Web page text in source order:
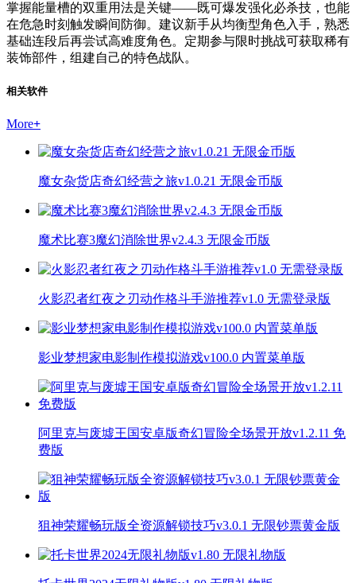
掌握能量槽的双重用法是关键——既可爆发强化必杀技，也能
在危急时刻触发瞬间防御。建议新手从均衡型角色入手，熟悉
基础连段后再尝试高难度角色。定期参与限时挑战可获取稀有
装饰部件，组建自己的特色战队。
相关软件
More+
魔女杂货店奇幻经营之旅v1.0.21 无限金币版
魔术比赛3魔幻消除世界v2.4.3 无限金币版
火影忍者红夜之刃动作格斗手游推荐v1.0 无需登录版
影业梦想家电影制作模拟游戏v100.0 内置菜单版
阿里克与废墟王国安卓版奇幻冒险全场景开放v1.2.11 免
费版
狙神荣耀畅玩版全资源解锁技巧v3.0.1 无限钞票黄金版